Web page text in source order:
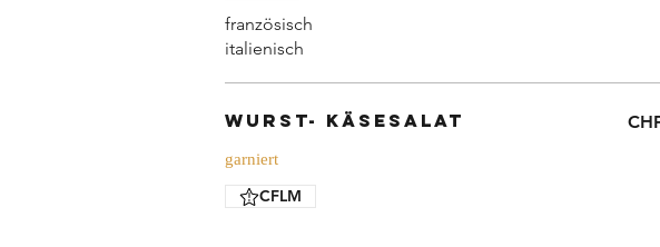
französisch
italienisch
Wurst- Käsesalat
garniert
CFLM